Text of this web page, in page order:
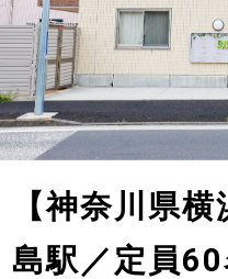
【神奈川県
島駅／定員